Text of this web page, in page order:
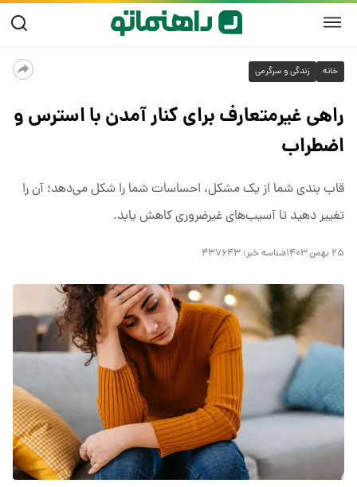
خانه زندگی و سرگرمی
راهی غیرمتعارف برای کنار آمدن با استرس و
اضطراب
قاب بندی شما از یک مشکل، احساسات شما را شکل می‌دهد؛ آن را
تغییر دهید تا آسیب‌های غیرضروری کاهش یابد.
۲۵ بهمن ۱۴۰۳ شناسه خبر: ۴۳۷۶۴۳